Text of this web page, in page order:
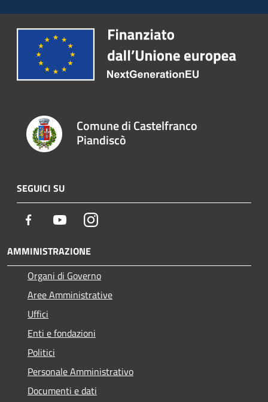
Comune di Castelfranco
Piandiscò
SEGUICI SU
Facebook YoutubeInstagram
AMMINISTRAZIONE
Organi di Governo
Aree Amministrative
Uffici
Enti e fondazioni
Politici
Personale Amministrativo
Documenti e dati